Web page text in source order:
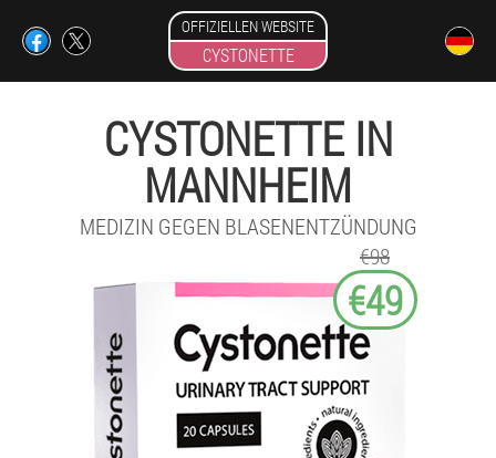
OFFIZIELLEN WEBSITE
CYSTONETTE
CYSTONETTE IN
MANNHEIM
MEDIZIN GEGEN BLASENENTZÜNDUNG
€98
€49